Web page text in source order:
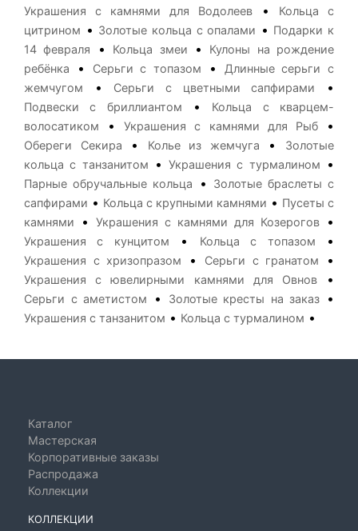
Украшения с камнями для Водолеев •
Кольца с
цитрином • Золотые кольца с опалами • Подарки к
14 февраля
• Кольца змеи •
Кулоны на рождение
ребёнка
• Серьги с топазом •
Длинные серьги с
жемчугом
• Серьги с цветными сапфирами •
Подвески с бриллиантом •
Кольца с кварцем-
волосатиком
•Украшения с камнями для Рыб•
Обереги Секира • Колье из жемчуга •
Золотые
кольца с танзанитом
•Украшения с турмалином •
Парные обручальные кольца •
Золотые браслеты с
сапфирами • Кольца с крупными камнями • Пусеты с
камнями
• Украшения с камнями для Козерогов •
Украшения с кунцитом • Кольца с топазом •
Украшения с хризопразом • Серьги с гранатом •
Украшения с ювелирными камнями для Овнов•
Серьги с аметистом • Золотые кресты на заказ •
Украшения с танзанитом • Кольца с турмалином •
Каталог
Мастерская
Корпоративные заказы
Распродажа
Коллекции
КОЛЛЕКЦИИ